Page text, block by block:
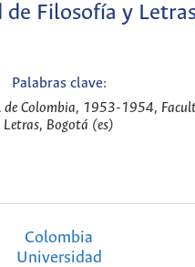
de Filosofía y
Palabras clave:
Colombia, 1953-1954,
Letras, Bogotá (es)
Colombia
Universidad